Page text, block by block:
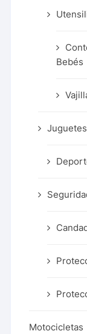
Bebés
Juguetes
Motocicletas